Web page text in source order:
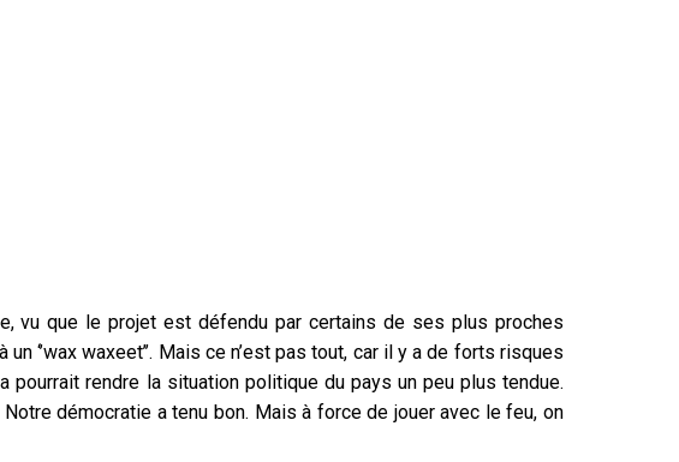
vu que le projet est défendu par certains de ses plus proches
‘’wax waxeet’’. Mais ce n’est pas tout, car il y a de forts risques
rendre la situation politique du pays un peu plus tendue.
démocratie a tenu bon. Mais à force de jouer avec le feu, on